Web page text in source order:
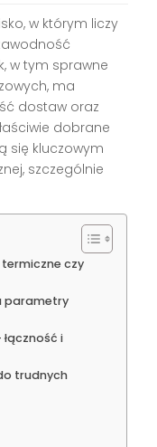
w którym liczy
w tym sprawne
ma
dostaw oraz
dobrane
się kluczowym
szczególnie
czy
parametry
i
trudnych